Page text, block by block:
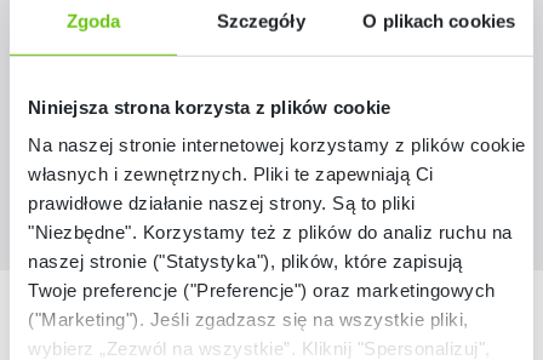
Zgoda Szczegóły O plikach cookies
Niniejsza strona korzysta z plików cookie
Na naszej stronie internetowej korzystamy z plików cookie:
własnych i zewnętrznych. Pliki te zapewniają Ci
prawidłowe działanie naszej strony. Są to pliki
"Niezbędne". Korzystamy też z plików do analiz ruchu na
naszej stronie ("Statystyka"), plików, które zapisują
Twoje preferencje ("Preferencje") oraz marketingowych
("Marketing"). Jeśli zgadzasz się na wszystkie pliki,
wybierz „Zezwól na wszystkie”. Kliknij "Spersonalizuj",
Kod produktu:821023N
Nasze marki